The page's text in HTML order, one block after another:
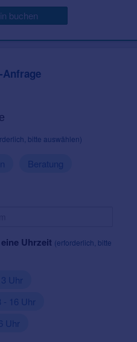
buchen
bitte auswählen)
Beratung
Uhrzeit (erforderlich, bitte
Uhr
- 16 Uhr
Uhr